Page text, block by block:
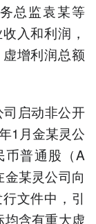
总监袁某等
入和利润，
增利润总额
启动非公开
1月金某灵公
币普通股（A
某灵公司向
文件中，引
含有重大虚